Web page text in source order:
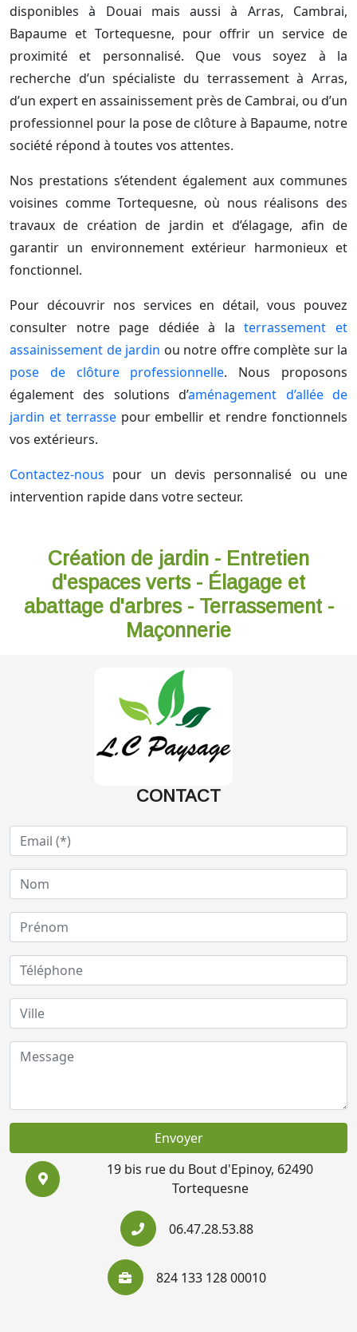
disponibles à Douai mais aussi à Arras, Cambrai,
Bapaume et Tortequesne, pour offrir un service de
proximité et personnalisé. Que vous soyez à la
recherche d’un spécialiste du terrassement à Arras,
d’un expert en assainissement près de Cambrai, ou d’un
professionnel pour la pose de clôture à Bapaume, notre
société répond à toutes vos attentes.
Nos prestations s’étendent également aux communes
voisines comme Tortequesne, où nous réalisons des
travaux de création de jardin et d’élagage, afin de
garantir un environnement extérieur harmonieux et
fonctionnel.
Pour découvrir nos services en détail, vous pouvez
consulter notre page dédiée à laterrassement et
assainissement de jardin ou notre offre complète sur la
pose de clôture professionnelle. Nous proposons
également des solutions d’aménagement d’allée de
jardin et terrassepour embellir et rendre fonctionnels
vos extérieurs.
Contactez-nous pour un devis personnalisé ou une
intervention rapide dans votre secteur.
Création de jardin - Entretien
d'espaces verts - Élagage et
abattage d'arbres - Terrassement -
Maçonnerie
CONTACT
Envoyer
19 bis rue du Bout d'Epinoy, 62490
Tortequesne
06.47.28.53.88
824 133 128 00010